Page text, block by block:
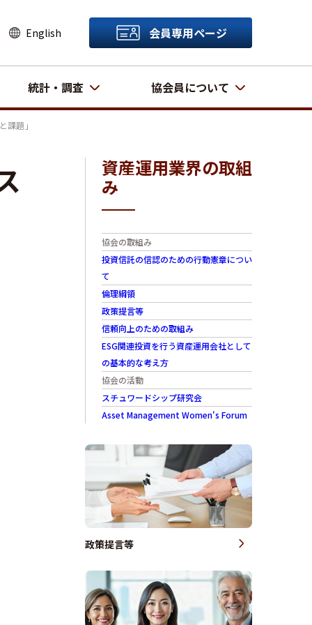
English 会員専用ページ
統計・調査 協会員について
題」
資産運用業界の取組
み
協会の取組み
投資信託の信認のための行動憲章につい
て
倫理綱領
政策提言等
信頼向上のための取組み
ESG関連投資を行う資産運用会社として
の基本的な考え方
協会の活動
スチュワードシップ研究会
Asset Management Women's Forum
政策提言等